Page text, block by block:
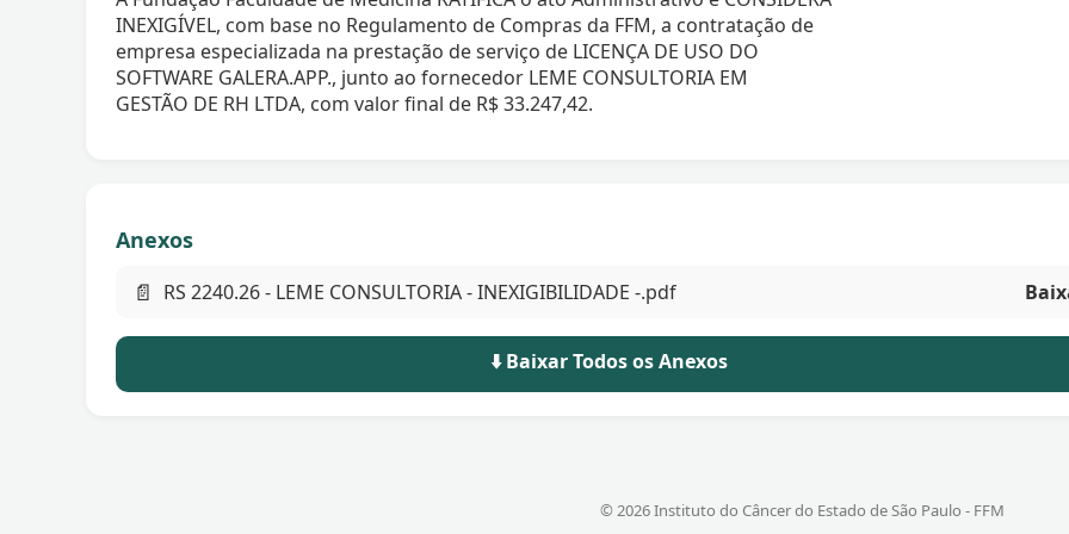
INEXIGÍVEL, com base no Regulamento de Compras da FFM, a contratação de
empresa especializada na prestação de serviço de LICENÇA DE USO DO
SOFTWARE GALERA.APP., junto ao fornecedor LEME CONSULTORIA EM
GESTÃO DE RH LTDA, com valor final de R$ 33.247,42.
Anexos
📄 RS 2240.26 - LEME CONSULTORIA - INEXIGIBILIDADE -.pdf
⬇️ Baixar Todos os Anexos
© 2026 Instituto do Câncer do Estado de São Paulo - FFM